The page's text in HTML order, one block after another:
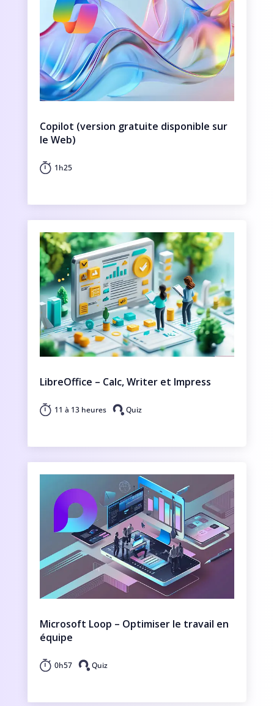
Copilot (version gratuite disponible sur
le Web)
1h25
LibreOffice – Calc, Writer et Impress
11 à 13 heures Quiz
Microsoft Loop – Optimiser le travail en
équipe
0h57 Quiz